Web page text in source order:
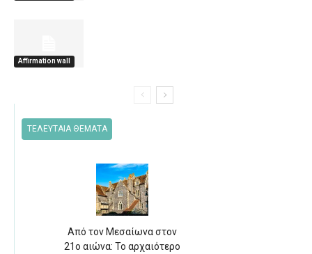
Affirmation wall
ΤΕΛΕΥΤΑΙΑ ΘΕΜΑΤΑ
Από τον Μεσαίωνα στον
21ο αιώνα: Το αρχαιότερο